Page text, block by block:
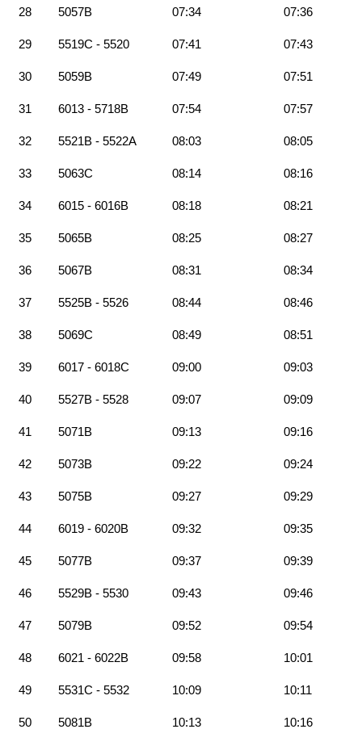
28 5057B 07:34 07:36
29 5519C - 5520 07:41 07:43
30 5059B 07:49 07:51
31 6013 - 5718B 07:54 07:57
32 5521B - 5522A 08:03 08:05
33 5063C 08:14 08:16
34 6015 - 6016B 08:18 08:21
35 5065B 08:25 08:27
36 5067B 08:31 08:34
37 5525B - 5526 08:44 08:46
38 5069C 08:49 08:51
39 6017 - 6018C 09:00 09:03
40 5527B - 5528 09:07 09:09
41 5071B 09:13 09:16
42 5073B 09:22 09:24
43 5075B 09:27 09:29
44 6019 - 6020B 09:32 09:35
45 5077B 09:37 09:39
46 5529B - 5530 09:43 09:46
47 5079B 09:52 09:54
48 6021 - 6022B 09:58 10:01
49 5531C - 5532 10:09 10:11
50 5081B 10:13 10:16